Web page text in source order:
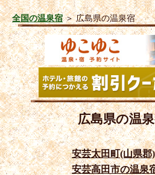
全国の温泉宿＞広島県の温泉宿
広島県の温
安芸太田町(山県郡
安芸高田市の温泉